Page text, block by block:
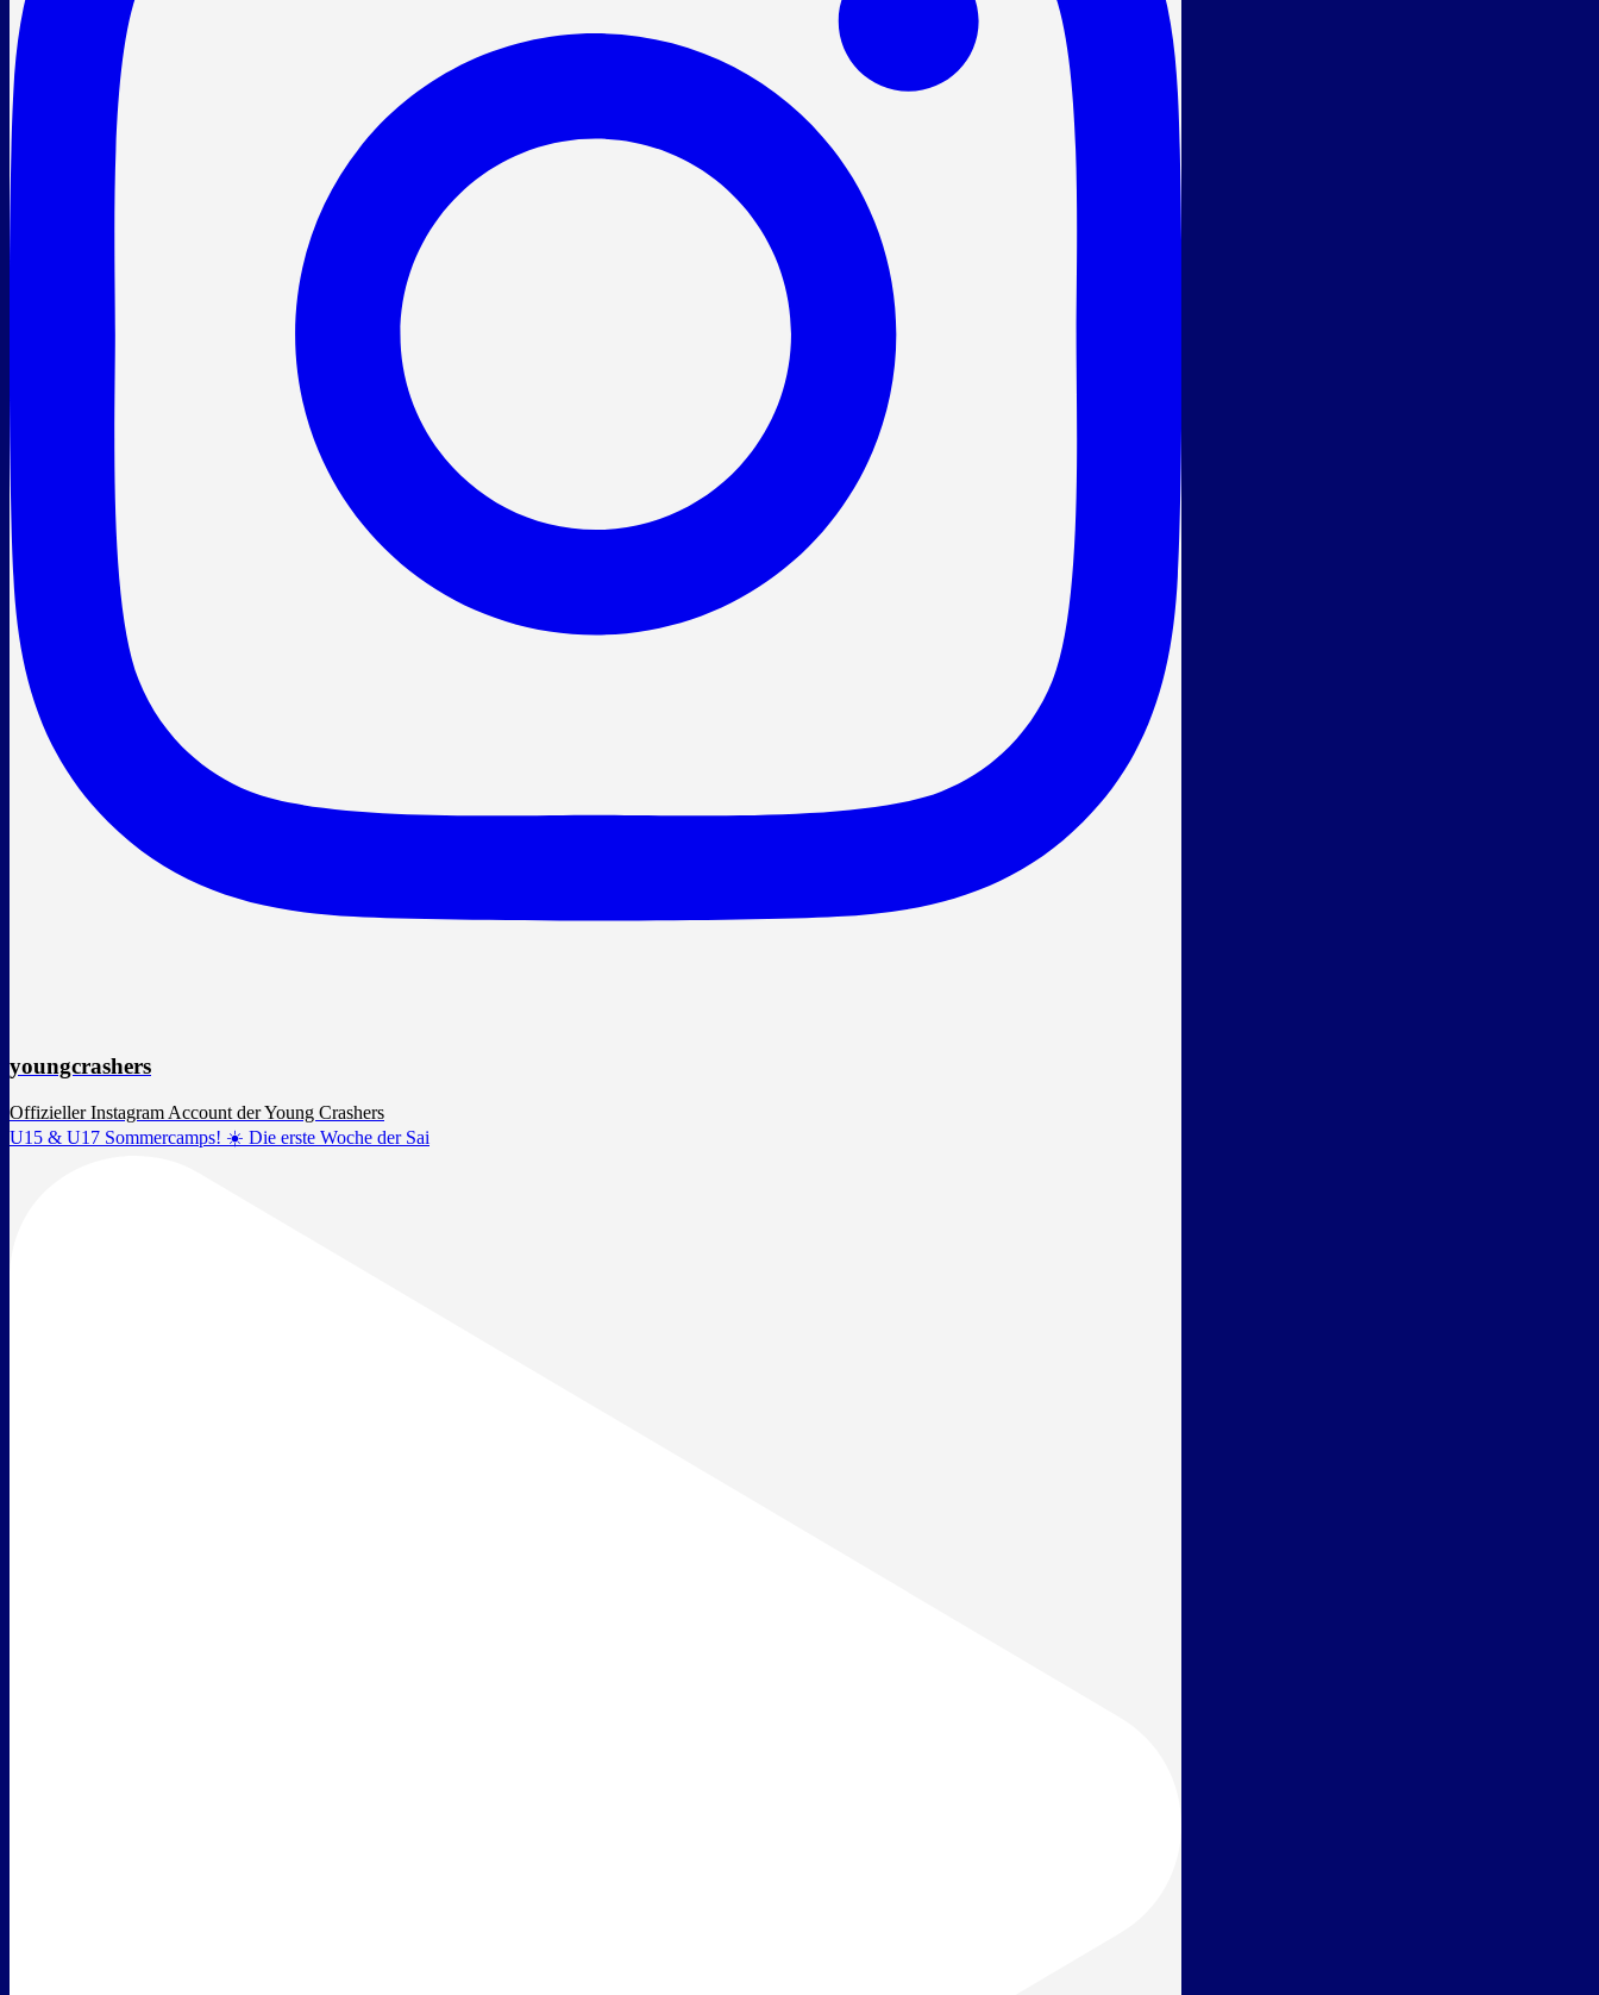
youngcrashers
Offizieller Instagram Account der Young Crashers
U15 & U17 Sommercamps! ☀️ Die erste Woche der Sai